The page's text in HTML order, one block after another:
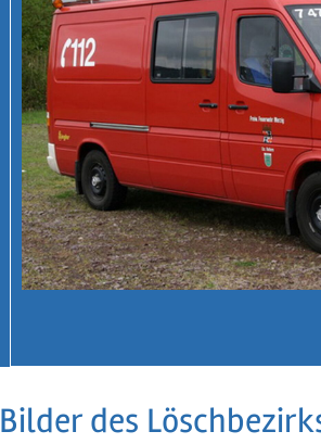
Bilder des